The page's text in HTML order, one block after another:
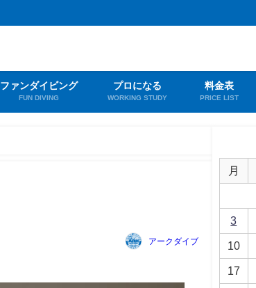
ファンダイビング
FUN DIVING
プロになる
WORKING STUDY
料金表
PRICE LIST
アークダイブ
月
3
10
17